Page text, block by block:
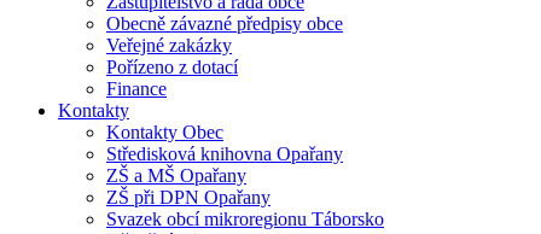
Obecně závazné předpisy obce
Veřejné zakázky
Pořízeno z dotací
Finance
Kontakty
Kontakty Obec
Středisková knihovna Opařany
ZŠ a MŠ Opařany
ZŠ při DPN Opařany
Svazek obcí mikroregionu Táborsko